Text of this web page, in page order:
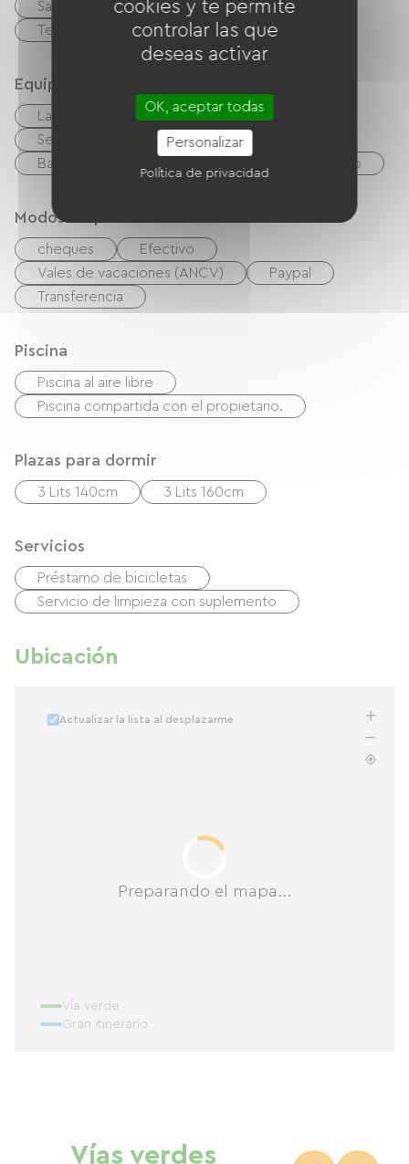
Sala de estar / Salón
Terreno privado cercado
Terraza
Equipos
Lave linge
Equipo de planchado
Secador de pelo
Salón de jardín
Barbacoa
Wifi gratuito
Modos de paiement
cheques
Efectivo
Vales de vacaciones (ANCV)
Paypal
Transferencia
Piscina
Piscina al aire libre
Piscina compartida con el propietario.
Plazas para dormir
3 Lits 140cm 3 Lits 160cm
Servicios
Préstamo de bicicletas
Servicio de limpieza con suplemento
Ubicación
Preparando el mapa...
Actualizar la lista al desplazarme
Vía verde
Gran itinerario
Vías verdes
cookies y te permite
controlar las que
deseas activar
OK, aceptar todas
Personalizar
Política de privacidad